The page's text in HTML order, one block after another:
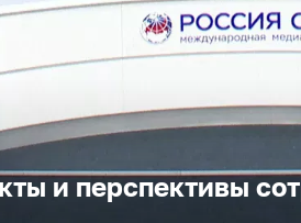
видео
и перспективы